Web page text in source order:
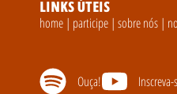
LINKS ÚTEIS
home | participe | sobre nós |
Ouça! Inscreva-